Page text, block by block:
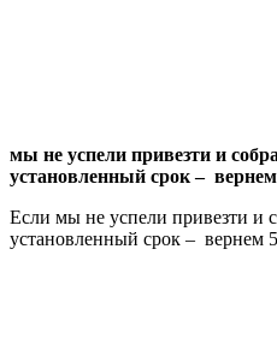
мы не успели привезти и
установленный срок –
Если мы не успели привезти и
установленный срок – вернем